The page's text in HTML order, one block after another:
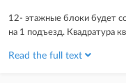
12- этажные блоки будет
на 1 подъезд. Квадратура
внутреннюю
Read the full text